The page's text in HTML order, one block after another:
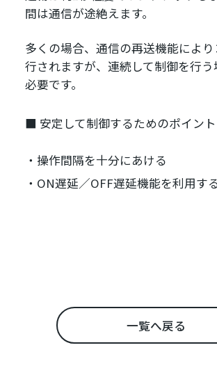
間は通信が途絶えます。
多くの場合、通信の再送機能によ
行されますが、連続して制御を行
必要です。
■ 安定して制御するためのポイント
操作間隔を十分にあける
ON遅延／OFF遅延機能を利用す
一覧へ戻る